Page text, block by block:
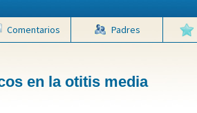
Comentarios Padres
en la otitis media